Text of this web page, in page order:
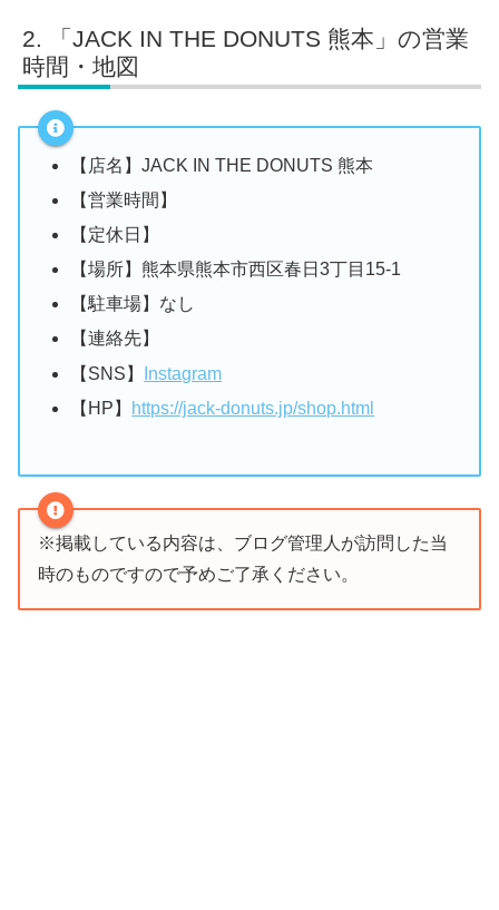
「JACK IN THE DONUTS 熊本」の営業
時間・地図
【店名】JACK IN THE DONUTS 熊本
【営業時間】
【定休日】
【場所】熊本県熊本市西区春日3丁目15-1
【駐車場】なし
【連絡先】
【SNS】
Instagram
【HP】
https://jack-donuts.jp/shop.html
※掲載している内容は、ブログ管理人が訪問した当
時のものですので予めご了承ください。